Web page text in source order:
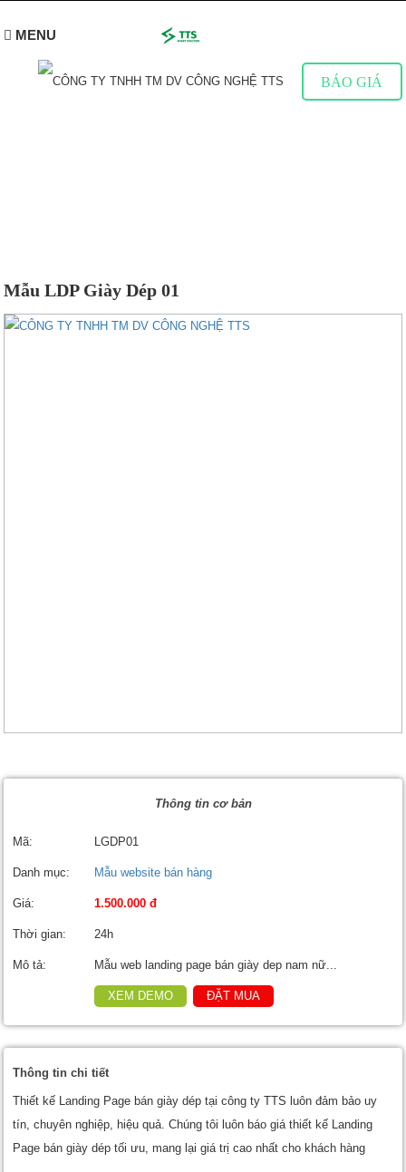
MENU
BÁO GIÁ
Mẫu LDP Giày Dép 01
Thông tin cơ bản
Mã: LGDP01
Danh mục: Mẫu website bán hàng
Giá: 1.500.000 đ
Thời gian: 24h
Mô tả: Mẫu web landing page bán giày dep nam nữ...
XEM DEMO ĐẶT MUA
Thông tin chi tiết
Thiết kế Landing Page bán giày dép tại công ty TTS luôn đảm bảo uy
tín, chuyên nghiệp, hiệu quả. Chúng tôi luôn báo giá thiết kế Landing
Page bán giày dép tối ưu, mang lại giá trị cao nhất cho khách hàng